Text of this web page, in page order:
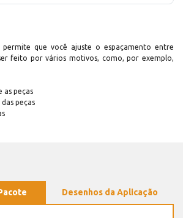
permite que você ajuste o espaçamento entre
feito por vários motivos, como, por exemplo,
as peças
peças
Desenhos da Aplicação